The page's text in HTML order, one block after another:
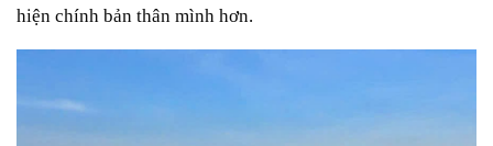
hiện chính bản thân mình hơn.